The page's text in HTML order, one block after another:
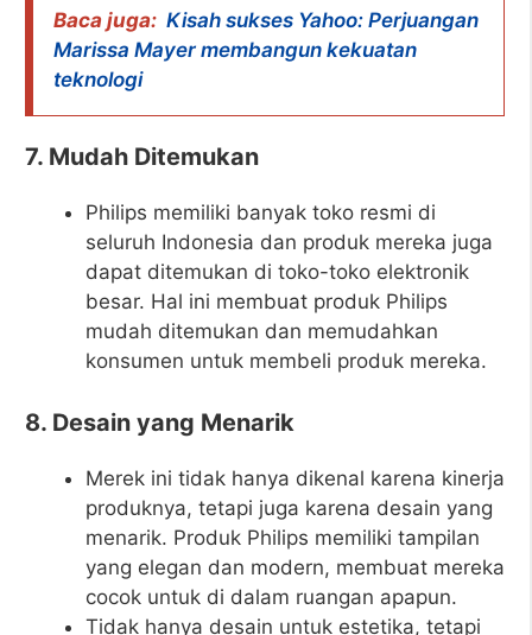
Baca juga: Kisah sukses Yahoo: Perjuangan
Marissa Mayer membangun kekuatan
teknologi
7. Mudah Ditemukan
Philips memiliki banyak toko resmi di
seluruh Indonesia dan produk mereka juga
dapat ditemukan di toko-toko elektronik
besar. Hal ini membuat produk Philips
mudah ditemukan dan memudahkan
konsumen untuk membeli produk mereka.
8. Desain yang Menarik
Merek ini tidak hanya dikenal karena kinerja
produknya, tetapi juga karena desain yang
menarik. Produk Philips memiliki tampilan
yang elegan dan modern, membuat mereka
cocok untuk di dalam ruangan apapun.
Tidak hanya desain untuk estetika, tetapi